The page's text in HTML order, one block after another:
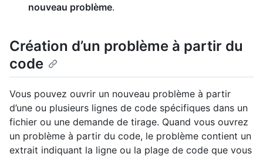
nouveau problème.
Création d’un problème à partir du
code
Vous pouvez ouvrir un nouveau problème à partir
d’une ou plusieurs lignes de code spécifiques dans un
fichier ou une demande de tirage. Quand vous ouvrez
un problème à partir du code, le problème contient un
extrait indiquant la ligne ou la plage de code que vous